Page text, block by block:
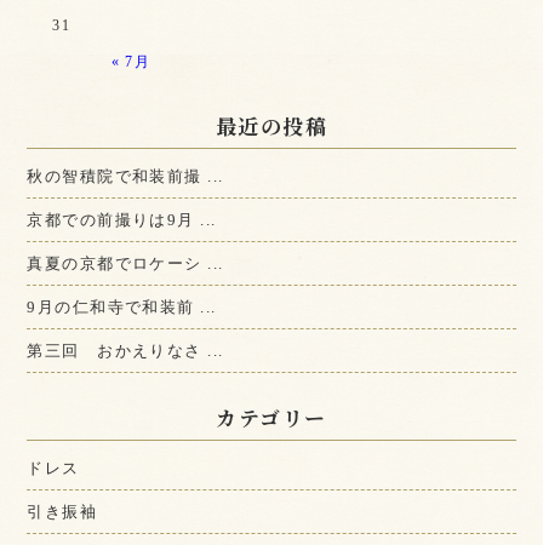
« 7月
31
最近の投稿
秋の智積院で和装前撮 ...
京都での前撮りは9月 ...
真夏の京都でロケーシ ...
9月の仁和寺で和装前 ...
第三回 おかえりなさ ...
カテゴリー
ドレス
引き振袖